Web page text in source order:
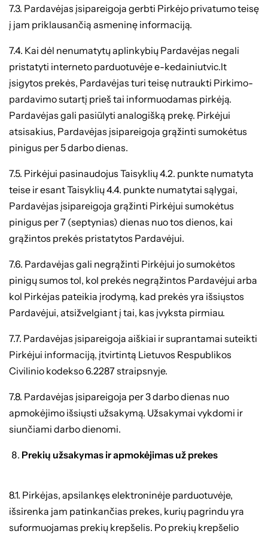
7.3. Pardavėjas įsipareigoja gerbti Pirkėjo privatumo teisę
į jam priklausančią asmeninę informaciją.
7.4. Kai dėl nenumatytų aplinkybių Pardavėjas negali
pristatyti interneto parduotuvėje e-kedainiutvic.lt
įsigytos prekės, Pardavėjas turi teisę nutraukti Pirkimo-
pardavimo sutartį prieš tai informuodamas pirkėją.
Pardavėjas gali pasiūlyti analogišką prekę. Pirkėjui
atsisakius, Pardavėjas įsipareigoja grąžinti sumokėtus
pinigus per 5 darbo dienas.
7.5. Pirkėjui pasinaudojus Taisyklių 4.2. punkte numatyta
teise ir esant Taisyklių 4.4. punkte numatytai sąlygai,
Pardavėjas įsipareigoja grąžinti Pirkėjui sumokėtus
pinigus per 7 (septynias) dienas nuo tos dienos, kai
grąžintos prekės pristatytos Pardavėjui.
7.6. Pardavėjas gali negrąžinti Pirkėjui jo sumokėtos
pinigų sumos tol, kol prekės negrąžintos Pardavėjui arba
kol Pirkėjas pateikia įrodymą, kad prekės yra išsiųstos
Pardavėjui, atsižvelgiant į tai, kas įvyksta pirmiau.
7.7. Pardavėjas įsipareigoja aiškiai ir suprantamai suteikti
Pirkėjui informaciją, įtvirtintą Lietuvos Respublikos
Civilinio kodekso 6.2287 straipsnyje.
7.8. Pardavėjas įsipareigoja per 3 darbo dienas nuo
apmokėjimo išsiųsti užsakymą. Užsakymai vykdomi ir
siunčiami darbo dienomi.
Prekių užsakymas ir apmokėjimas už prekes
8.1. Pirkėjas, apsilankęs elektroninėje parduotuvėje,
išsirenka jam patinkančias prekes, kurių pagrindu yra
suformuojamas prekių krepšelis. Po prekių krepšelio